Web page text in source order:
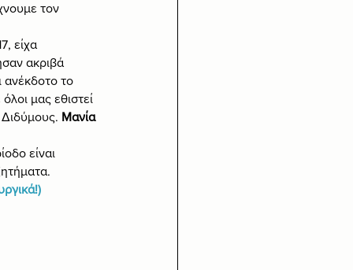
τον
είχα
ακριβά
ανέκδοτο το
μας εθιστεί
Διδύμους. Μανία
είναι